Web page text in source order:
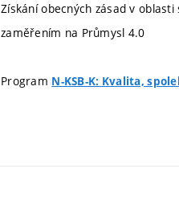
Získání obecných zásad v
zaměřením na Průmysl 4.0
Program N-KSB-K: Kvalita,